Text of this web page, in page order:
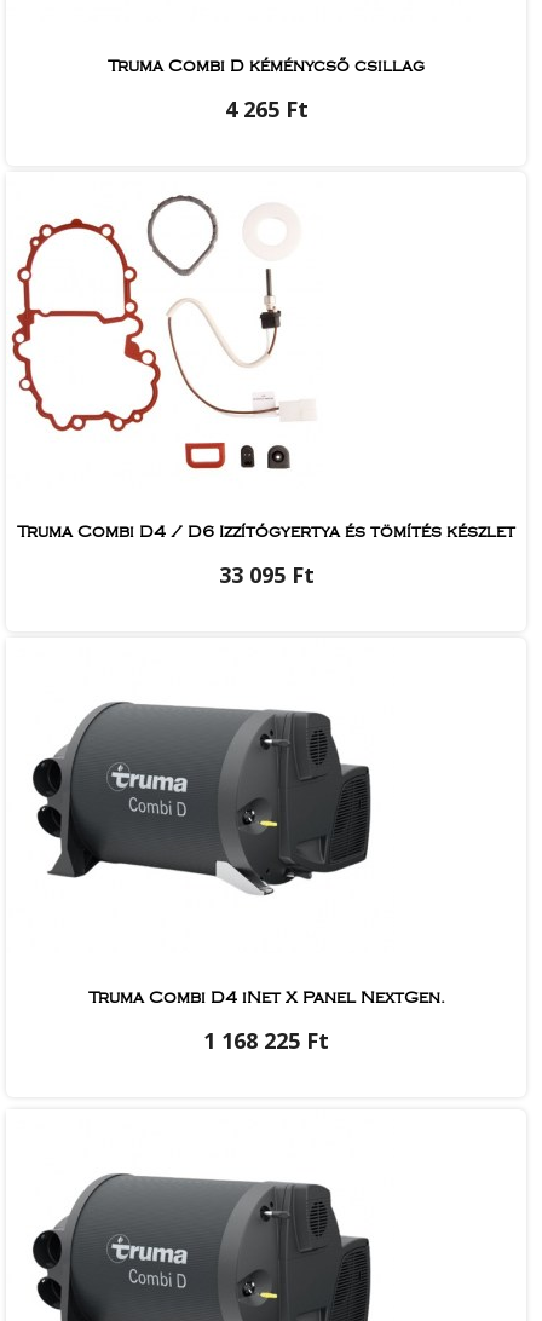
Truma Combi D kéménycső csillag
4 265 Ft
Truma Combi D4 / D6 Izzítógyertya és tömítés készlet
33 095 Ft
Truma Combi D4 iNet X Panel NextGen.
1 168 225 Ft